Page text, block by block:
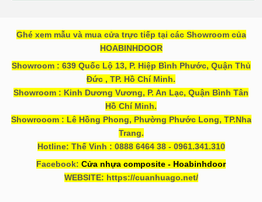
Ghé xem mẫu và mua cửa trực tiếp tại các Showroom của
HOABINHDOOR
Showroom : 639 Quốc Lộ 13, P. Hiệp Bình Phước, Quận Thủ
Đức , TP. Hồ Chí Minh.
Showroom : Kinh Dương Vương, P. An Lạc, Quận Bình Tân
Hồ Chí Minh.
Showrooom : Lê Hồng Phong, Phường Phước Long, TP.Nha
Trang.
Hotline: Thế Vinh : 0888 6464 38 - 0961.341.310
Facebook: Cửa nhựa composite - Hoabinhdoor
WEBSITE: https://cuanhuago.net/